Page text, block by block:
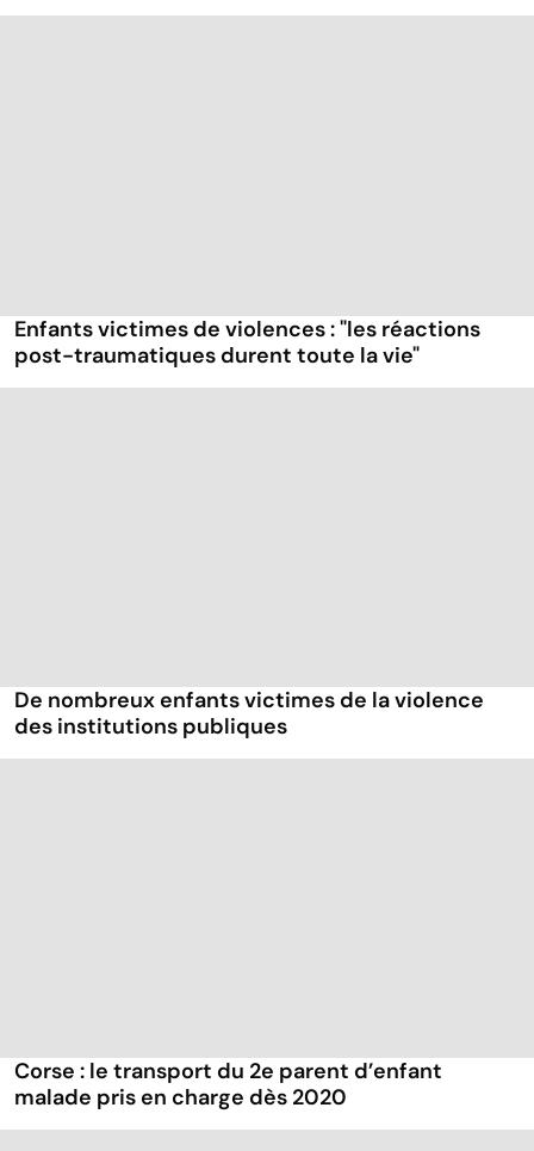
Enfants victimes de violences : "les réactions
post-traumatiques durent toute la vie"
De nombreux enfants victimes de la violence
des institutions publiques
Corse : le transport du 2e parent d’enfant
malade pris en charge dès 2020